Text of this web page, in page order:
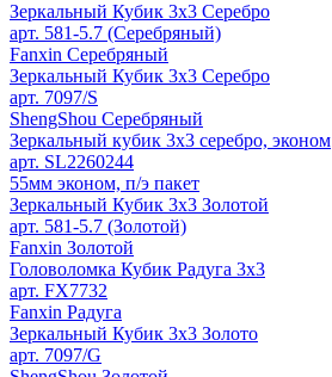
Зеркальный Кубик 3х3 Серебро
арт. 581-5.7 (Серебряный)
Fanxin Серебряный
Зеркальный Кубик 3х3 Серебро
арт. 7097/S
ShengShou Серебряный
Зеркальный кубик 3х3 серебро, эконом
арт. SL2260244
55мм эконом, п/э пакет
Зеркальный Кубик 3х3 Золотой
арт. 581-5.7 (Золотой)
Fanxin Золотой
Головоломка Кубик Радуга 3х3
арт. FX7732
Fanxin Радуга
Зеркальный Кубик 3х3 Золото
арт. 7097/G